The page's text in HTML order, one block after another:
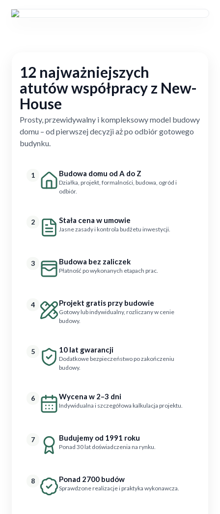
12 najważniejszych
atutów współpracy z New-
House
Prosty, przewidywalny i kompleksowy model budowy
domu – od pierwszej decyzji aż po odbiór gotowego
budynku.
1 Budowa domu od A do Z
Działka, projekt, formalności, budowa, ogród i
odbiór.
2 Stała cena w umowie
Jasne zasady i kontrola budżetu inwestycji.
3 Budowa bez zaliczek
Płatność po wykonanych etapach prac.
4 Projekt gratis przy budowie
Gotowy lub indywidualny, rozliczany w cenie
budowy.
5 10 lat gwarancji
Dodatkowe bezpieczeństwo po zakończeniu
budowy.
6 Wycena w 2–3 dni
Indywidualna i szczegółowa kalkulacja projektu.
7 Budujemy od 1991 roku
Ponad 30 lat doświadczenia na rynku.
8 Ponad 2700 budów
Sprawdzone realizacje i praktyka wykonawcza.